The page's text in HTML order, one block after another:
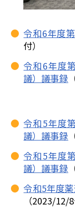
令和6年度
付）
令和6年度
議）議事録
令和5年度
議）議事録
令和5年度
議）議事録
令和5年度
（2023/12/8